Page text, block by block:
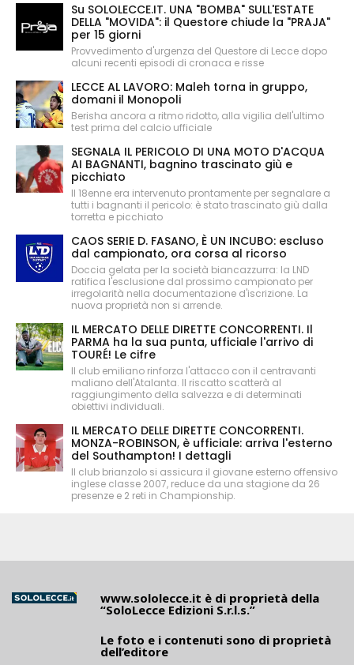
Su SOLOLECCE.IT. UNA "BOMBA" SULL'ESTATE
DELLA "MOVIDA": il Questore chiude la "PRAJA"
per 15 giorni
Provvedimento d'urgenza del Questore di Lecce dopo
alcuni recenti episodi di cronaca e risse
LECCE AL LAVORO: Maleh torna in gruppo,
domani il Monopoli
Berisha ancora a ritmo ridotto, alla vigilia dell'ultimo
test prima del calcio ufficiale
SEGNALA IL PERICOLO DI UNA MOTO D'ACQUA
AI BAGNANTI, bagnino trascinato giù e
picchiato
Il 18enne era intervenuto prontamente per segnalare a
tutti i bagnanti il pericolo: è stato trascinato giù dalla
torretta e picchiato
CAOS SERIE D. FASANO, È UN INCUBO: escluso
dal campionato, ora corsa al ricorso
Doccia gelata per la società biancazzurra: la LND
ratifica l'esclusione dal prossimo campionato per
irregolarità nella documentazione d'iscrizione. La
nuova proprietà non si arrende.
IL MERCATO DELLE DIRETTE CONCORRENTI. Il
PARMA ha la sua punta, ufficiale l'arrivo di
TOURÉ! Le cifre
Il club emiliano rinforza l'attacco con il centravanti
maliano dell'Atalanta. Il riscatto scatterà al
raggiungimento della salvezza e di determinati
obiettivi individuali.
IL MERCATO DELLE DIRETTE CONCORRENTI.
MONZA-ROBINSON, è ufficiale: arriva l'esterno
del Southampton! I dettagli
Il club brianzolo si assicura il giovane esterno offensivo
inglese classe 2007, reduce da una stagione da 26
presenze e 2 reti in Championship.
www.sololecce.it è di proprietà della
“SoloLecce Edizioni S.r.l.s.”
Le foto e i contenuti sono di proprietà
dell’editore